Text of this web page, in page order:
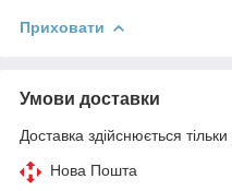
Приховати
Умови доставки
Доставка здійснюється
Нова Пошта